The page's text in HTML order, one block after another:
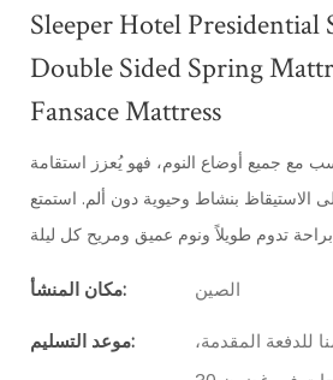
Sleeper Hotel Presidential
Double Sided Spring
Fansace Mattress
مع جميع أوضاع النوم، فهو يُعزز استقامة
بنشاط وحيوية دون ألم. استمتع
مكان المنشأ: الصين
موعد التسليم:
للدفعة المقدمة،